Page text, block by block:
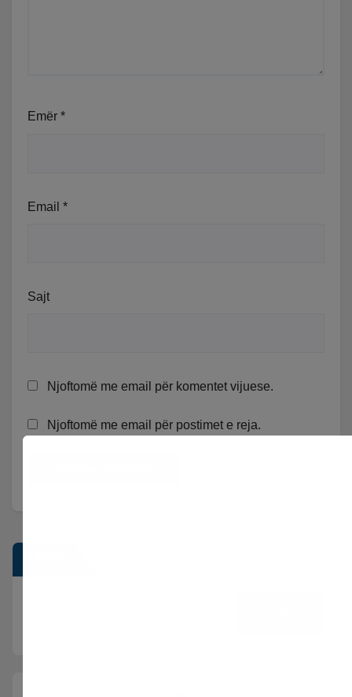
Emër *
Email *
Sajt
Njoftomë me email për komentet vijuese.
Njoftomë me email për postimet e reja.